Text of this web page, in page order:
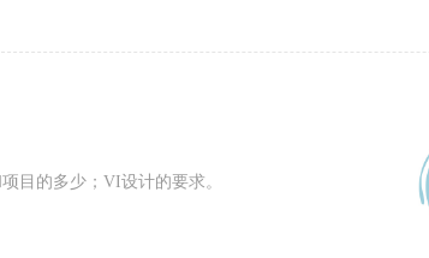
目的多少；VI设计的要求。